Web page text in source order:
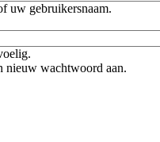
uw gebruikersnaam.
nieuw wachtwoord aan.